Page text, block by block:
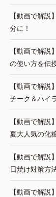
【動画で解
分に！
【動画で解
の使い方を伝
【動画で解説
チーク＆ハイ
【動画で解
夏大人気の化
【動画で解
日焼け対策方
【動画で解説